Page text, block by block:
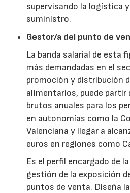
supervisando la logística
suministro.
Gestor/a del punto de
La banda salarial de esta
más demandadas en el
promoción y distribución
alimentarios, puede partir
brutos anuales para los
en autonomías como la
Valenciana y llegar a
euros en regiones como
Es el perfil encargado de
gestión de la exposición
puntos de venta. Diseña